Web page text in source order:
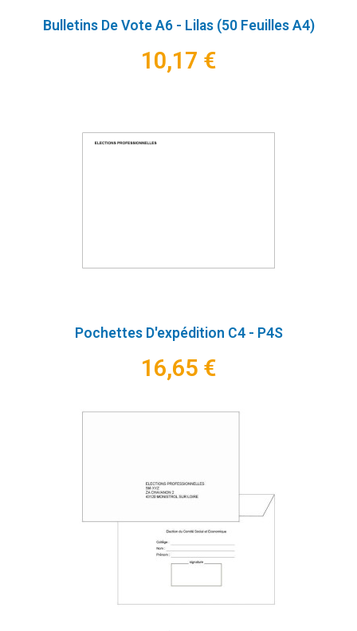
Bulletins De Vote A6 - Lilas (50 Feuilles A4)
10,17 €
Pochettes D'expédition C4 - P4S
16,65 €